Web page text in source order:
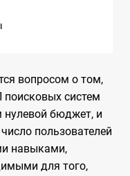
вопросом о том,
систем
нулевой бюджет, и
пользователей
навыками,
для того,